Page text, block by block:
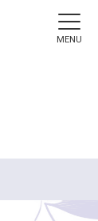
MENU